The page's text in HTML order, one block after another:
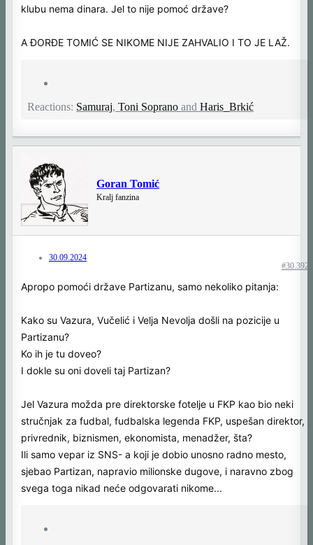
klubu nema dinara. Jel to nije pomoć države?
A ĐORĐE TOMIĆ SE NIKOME NIJE ZAHVALIO I TO JE LAŽ.
Reactions: Samuraj, Toni Soprano and Haris_Brkić
Goran Tomić
Kralj fanzina
30.09.2024
#30.392
Apropo pomoći države Partizanu, samo nekoliko pitanja:
Kako su Vazura, Vučelić i Velja Nevolja došli na pozicije u
Partizanu?
Ko ih je tu doveo?
I dokle su oni doveli taj Partizan?
Jel Vazura možda pre direktorske fotelje u FKP kao bio neki
stručnjak za fudbal, fudbalska legenda FKP, uspešan direktor,
privrednik, biznismen, ekonomista, menadžer, šta?
Ili samo vepar iz SNS- a koji je dobio unosno radno mesto,
sjebao Partizan, napravio milionske dugove, i naravno zbog
svega toga nikad neće odgovarati nikome...